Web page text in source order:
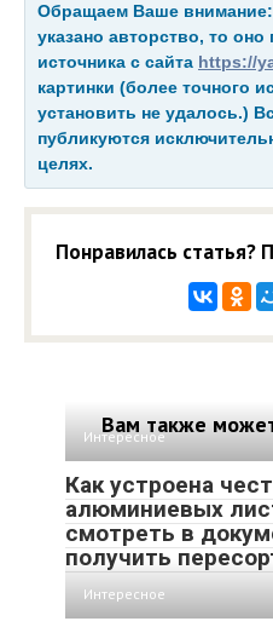
Обращаем Ваше внимание:
указано авторство, то
источника с сайта https://
картинки (более точного
установить не удалось.)
публикуются
целях.
Понравилась статья?
Вам также
Интересное
Как устроена
алюминиевых
смотреть в
получить
Интересное